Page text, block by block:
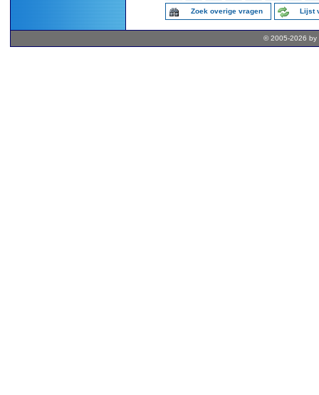
Zoek overige vragen Lijst
© 2005-2026 by